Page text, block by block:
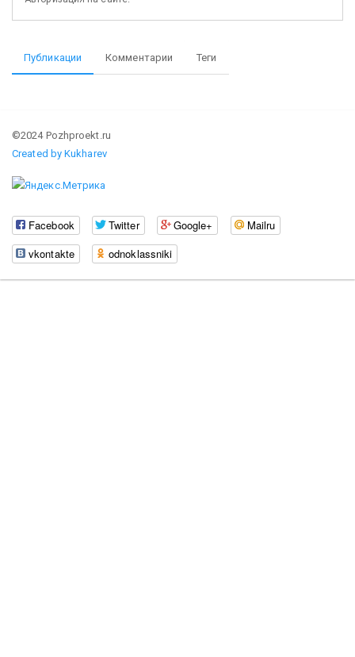
Публикации Комментарии Теги
©2024 Pozhproekt.ru
Created by Kukharev
Facebook Twitter Google+
Mailru
vkontakte
odnoklassniki